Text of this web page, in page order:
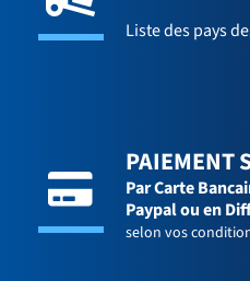
Liste des pays
PAIEMENT
Par Carte
Paypal ou en
selon vos